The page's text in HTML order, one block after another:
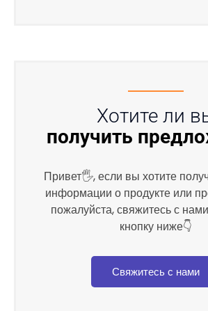
Хотите ли
получить
Привет🖐, если вы хотите
информации о продукте или
пожалуйста, свяжитесь с
кнопку ниже👇
Свяжитесь с нами